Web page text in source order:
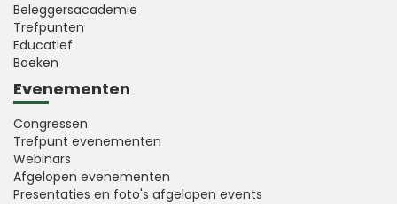
Beleggersacademie
Trefpunten
Educatief
Boeken
Evenementen
Congressen
Trefpunt evenementen
Webinars
Afgelopen evenementen
Presentaties en foto's afgelopen events